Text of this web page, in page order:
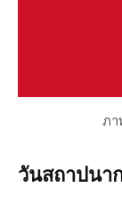
ภา
วันสถาปนา